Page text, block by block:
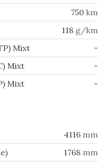
750 km
118 g/km
Mixt
-
Mixt
-
Mixt
-
4116 mm
1768 mm